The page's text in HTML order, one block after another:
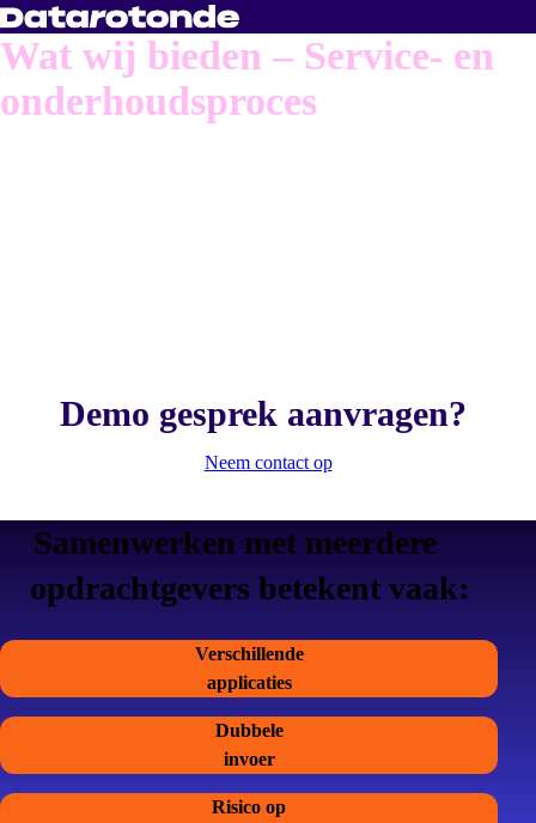
Wat wij bieden – Service- en
onderhoudsproces
Demo gesprek aanvragen?
Neem contact op
Samenwerken met meerdere
opdrachtgevers betekent vaak:
Verschillende
applicaties
Dubbele
invoer
Risico op